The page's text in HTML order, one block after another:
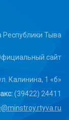
Республики Тыва
сайт
Калинина, 1 «б»
(39422) 24411